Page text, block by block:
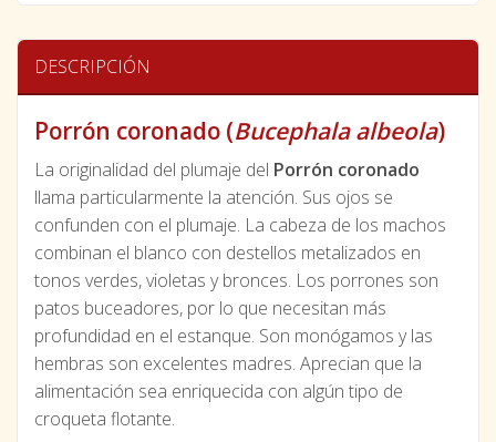
DESCRIPCIÓN
Porrón coronado (Bucephala albeola)
La originalidad del plumaje del Porrón coronado
llama particularmente la atención. Sus ojos se
confunden con el plumaje. La cabeza de los machos
combinan el blanco con destellos metalizados en
tonos verdes, violetas y bronces. Los porrones son
patos buceadores, por lo que necesitan más
profundidad en el estanque. Son monógamos y las
hembras son excelentes madres. Aprecian que la
alimentación sea enriquecida con algún tipo de
croqueta flotante.